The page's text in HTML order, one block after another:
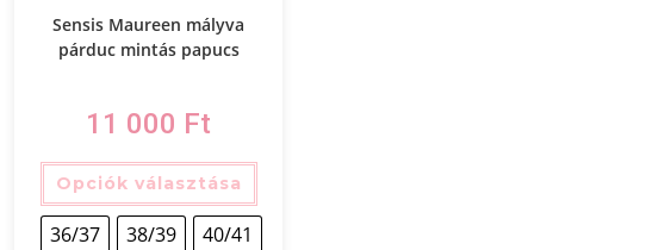
Sensis Maureen mályva
párduc mintás papucs
11 000 Ft
Opciók választása
36/37 38/39 40/41